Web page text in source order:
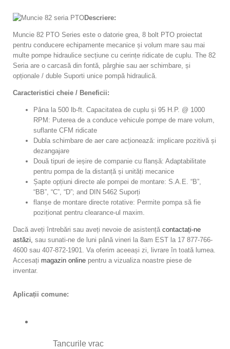
Descriere:
Muncie 82 PTO Series este o datorie grea, 8 bolt PTO proiectat
pentru conducere echipamente mecanice și volum mare sau mai
multe pompe hidraulice secțiune cu cerințe ridicate de cuplu. The 82
Seria are o carcasă din fontă, pârghie sau aer schimbare, și
opționale / duble Suporti unice pompă hidraulică.
Caracteristici cheie / Beneficii:
Pâna la 500 lb-ft. Capacitatea de cuplu și 95 H.P. @ 1000
RPM: Puterea de a conduce vehicule pompe de mare volum,
suflante CFM ridicate
Dubla schimbare de aer care acționează: implicare pozitivă și
dezangajare
Două tipuri de ieșire de companie cu flanșă: Adaptabilitate
pentru pompa de la distanță și unități mecanice
Șapte opțiuni directe ale pompei de montare: S.A.E. “B”,
“BB”, “C”, “D”; and DIN 5462 Suporți
flanșe de montare directe rotative: Permite pompa să fie
poziționat pentru clearance-ul maxim.
Dacă aveți întrebări sau aveți nevoie de asistență contactați-ne
astăzi, sau sunati-ne de luni până vineri la 8am EST la 17 877-766-
4600 sau 407-872-1901. Va oferim aceeași zi, livrare în toată lumea.
Accesați magazin online pentru a vizualiza noastre piese de
inventar.
Aplicații comune:
Tancurile vrac